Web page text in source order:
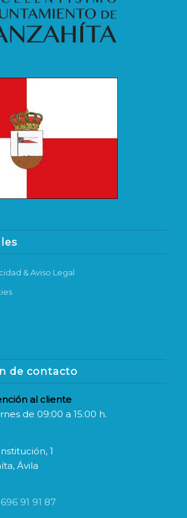
& Aviso Legal
de contacto
al cliente
de 09:00 a 15:00 h.
1
Ávila
696 91 91 87